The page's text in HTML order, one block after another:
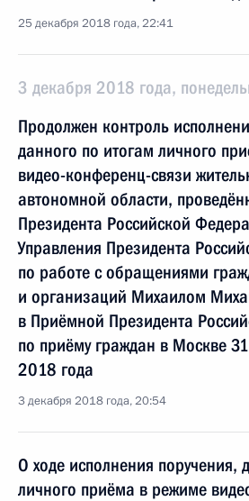
25 декабря 2018 года, 22:41
3 декабря 2018 года,
Продолжен контроль
данного по итогам личного
видео-конференц-связи
автономной области,
Президента Российской
Управления Президента
по работе с обращениями
и организаций Михаилом
в Приёмной Президента
по приёму граждан в Москве
2018 года
3 декабря 2018 года, 20:54
О ходе исполнения поручения,
личного приёма в режиме